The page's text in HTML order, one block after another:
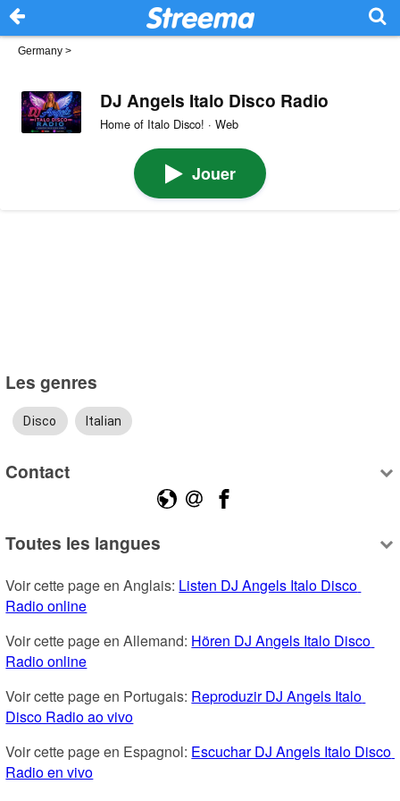
Germany >
DJ Angels Italo Disco Radio
Home of Italo Disco! · Web
Jouer
Les genres
Disco Italian
Contact
Toutes les langues
Voir cette page en Anglais: Listen DJ Angels Italo Disco
Radio online
Voir cette page en Allemand: Hören DJ Angels Italo Disco
Radio online
Voir cette page en Portugais: Reproduzir DJ Angels Italo
Disco Radio ao vivo
Voir cette page en Espagnol: Escuchar DJ Angels Italo Disco
Radio en vivo